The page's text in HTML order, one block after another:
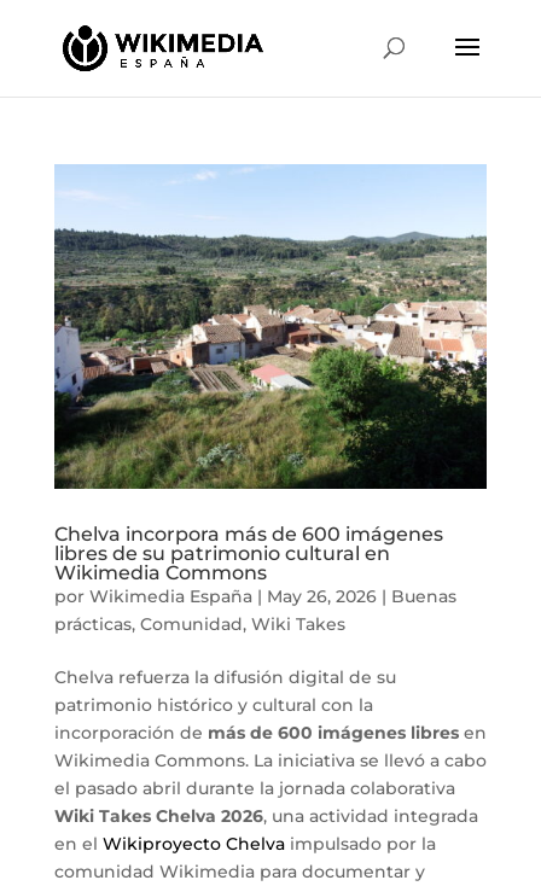
Chelva incorpora más de 600 imágenes
libres de su patrimonio cultural en
Wikimedia Commons
por Wikimedia España| May 26, 2026| Buenas
prácticas, Comunidad, Wiki Takes
Chelva refuerza la difusión digital de su
patrimonio histórico y cultural con la
incorporación de más de 600 imágenes libresen
Wikimedia Commons. La iniciativa se llevó a cabo
el pasado abril durante la jornada colaborativa
Wiki Takes Chelva 2026, una actividad integrada
en el Wikiproyecto Chelvaimpulsado por la
comunidad Wikimedia para documentar y